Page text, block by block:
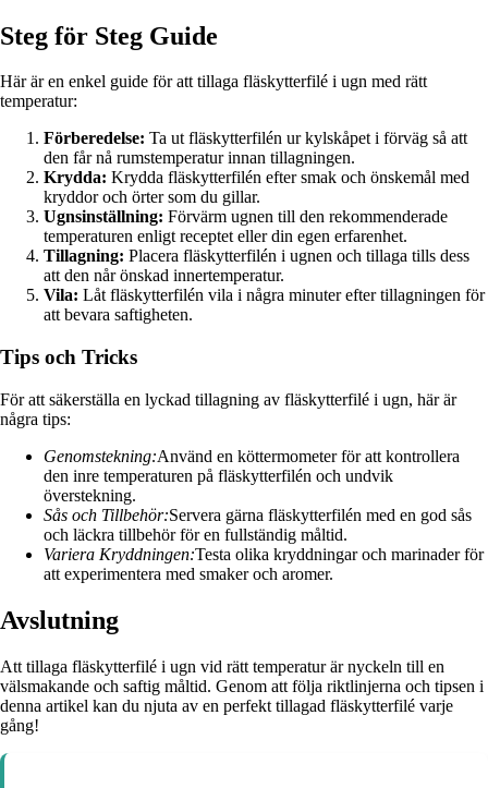
Steg för Steg Guide
Här är en enkel guide för att tillaga fläskytterfilé i ugn med rätt
temperatur:
Förberedelse: Ta ut fläskytterfilén ur kylskåpet i förväg så att
den får nå rumstemperatur innan tillagningen.
Krydda: Krydda fläskytterfilén efter smak och önskemål med
kryddor och örter som du gillar.
Ugnsinställning: Förvärm ugnen till den rekommenderade
temperaturen enligt receptet eller din egen erfarenhet.
Tillagning: Placera fläskytterfilén i ugnen och tillaga tills dess
att den når önskad innertemperatur.
Vila: Låt fläskytterfilén vila i några minuter efter tillagningen för
att bevara saftigheten.
Tips och Tricks
För att säkerställa en lyckad tillagning av fläskytterfilé i ugn, här är
några tips:
Genomstekning:Använd en köttermometer för att kontrollera
den inre temperaturen på fläskytterfilén och undvik
överstekning.
Sås och Tillbehör:Servera gärna fläskytterfilén med en god sås
och läckra tillbehör för en fullständig måltid.
Variera Kryddningen:Testa olika kryddningar och marinader för
att experimentera med smaker och aromer.
Avslutning
Att tillaga fläskytterfilé i ugn vid rätt temperatur är nyckeln till en
välsmakande och saftig måltid. Genom att följa riktlinjerna och tipsen i
denna artikel kan du njuta av en perfekt tillagad fläskytterfilé varje
gång!